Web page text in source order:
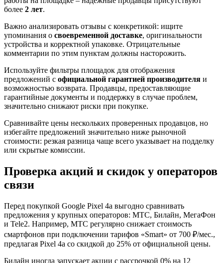
более 2 лет.
Важно анализировать отзывы с конкретикой: ищите
упоминания о своевременной доставке, оригинальности
устройства и корректной упаковке. Отрицательные
комментарии по этим пунктам должны насторожить.
Используйте фильтры площадок для отображения
предложений с официальной гарантией производителя и
возможностью возврата. Продавцы, предоставляющие
гарантийные документы и поддержку в случае проблем,
значительно снижают риски при покупке.
Сравнивайте цены нескольких проверенных продавцов, но
избегайте предложений значительно ниже рыночной
стоимости: резкая разница чаще всего указывает на подделку
или скрытые комиссии.
Проверка акций и скидок у операторов
связи
Перед покупкой Google Pixel 4a выгодно сравнивать
предложения у крупных операторов: МТС, Билайн, МегаФон
и Tele2. Например, МТС регулярно снижает стоимость
смартфонов при подключении тарифов «Smart» от 700 ₽/мес.,
предлагая Pixel 4a со скидкой до 25% от официальной цены.
Билайн иногда запускает акции с рассрочкой 0% на 12